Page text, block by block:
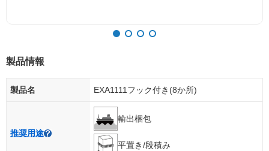
製品情報
製品名 EXA1111フック付き(8か所)
推奨用途
輸出梱包
平置き/段積み